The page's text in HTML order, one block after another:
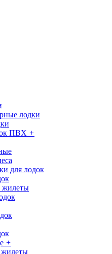
лодки
ПВХ +
для лодок
жилеты
+
жилеты